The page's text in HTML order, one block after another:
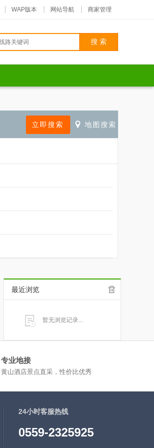
WAP版本 网站导航 商家管理
最近浏览
暂无浏览记录...
专业地接
黄山酒店景点直采，性价比优秀
24小时客服热线
0559-2325925